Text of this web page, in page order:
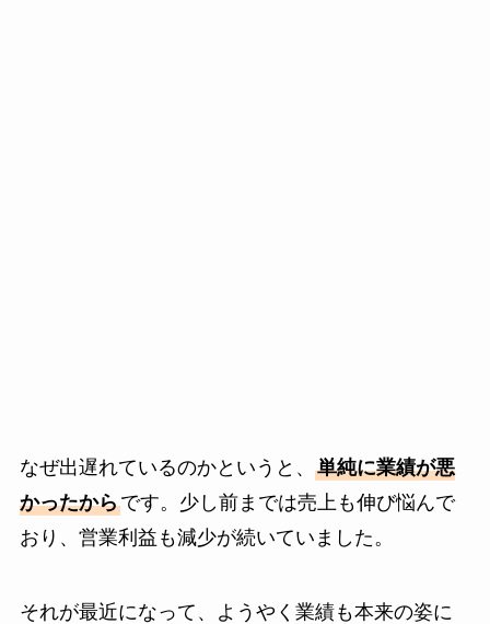
なぜ出遅れているのかというと、 単純に業績が悪
かったからです。少し前までは売上も伸び悩んで
おり、営業利益も減少が続いていました。
それが最近になって、ようやく業績も本来の姿に